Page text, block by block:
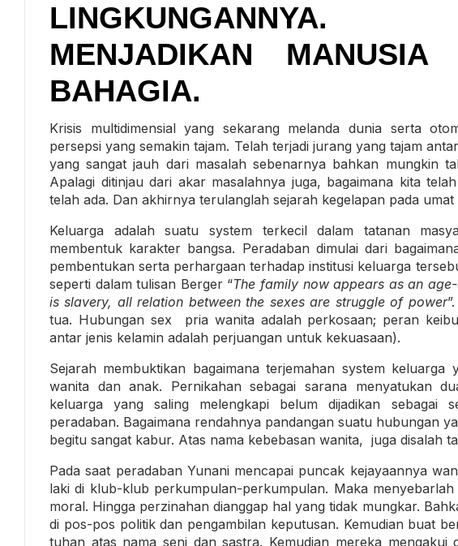
LINGKUNGANNYA.
MENJADIKAN MANUSIA
BAHAGIA.
Krisis multidimensial yang sekarang melanda dunia serta
persepsi yang semakin tajam. Telah terjadi jurang yang tajam
yang sangat jauh dari masalah sebenarnya bahkan mungkin
Apalagi ditinjau dari akar masalahnya juga, bagaimana kita
telah ada. Dan akhirnya terulanglah sejarah kegelapan pada umat
Keluarga adalah suatu system terkecil dalam tatanan
membentuk karakter bangsa. Peradaban dimulai dari
pembentukan serta perhargaan terhadap institusi keluarga
seperti dalam tulisan Berger “The family now appears as an
is slavery, all relation between the sexes are struggle of power
tua. Hubungan sex pria wanita adalah perkosaan; peran
antar jenis kelamin adalah perjuangan untuk kekuasaan).
Sejarah membuktikan bagaimana terjemahan system
wanita dan anak. Pernikahan sebagai sarana menyatukan
keluarga yang saling melengkapi belum dijadikan sebagai
peradaban. Bagaimana rendahnya pandangan suatu hubungan
begitu sangat kabur. Atas nama kebebasan wanita, juga disalah
Pada saat peradaban Yunani mencapai puncak kejayaannya
laki di klub-klub perkumpulan-perkumpulan. Maka
moral. Hingga perzinahan dianggap hal yang tidak mungkar.
di pos-pos politik dan pengambilan keputusan. Kemudian buat
tuhan atas nama seni dan sastra. Kemudian mereka